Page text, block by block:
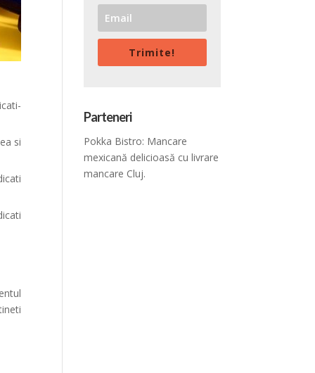
si
Trimite!
Parteneri
Pokka Bistro: Mancare
mexicană delicioasă culivrare
mancare Cluj.